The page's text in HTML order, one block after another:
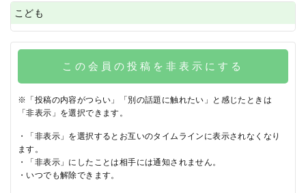
こども
この会員の投稿を非表示にする
※「投稿の内容がつらい」「別の話題に触れたい」と感じたときは
「非表示」を選択できます。
・「非表示」を選択するとお互いのタイムラインに表示されなくなり
ます。
・「非表示」にしたことは相手には通知されません。
・いつでも解除できます。